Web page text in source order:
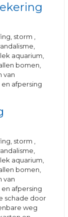
storm ,
aquarium,
bomen,
van
afpersing
storm ,
aquarium,
bomen,
van
afpersing
schade door
weg